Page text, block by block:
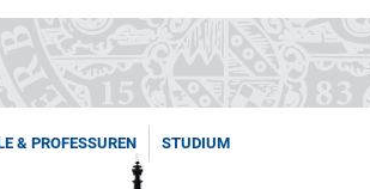
& PROFESSUREN STUDIUM